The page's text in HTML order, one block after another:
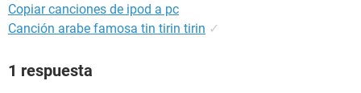
Copiar canciones de ipod a pc
Canción arabe famosa tin tirin tirin ✓
1 respuesta